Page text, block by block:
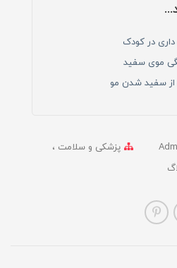
در کودک
موی سفید
سفید شدن مو
پزشکی و سلامت